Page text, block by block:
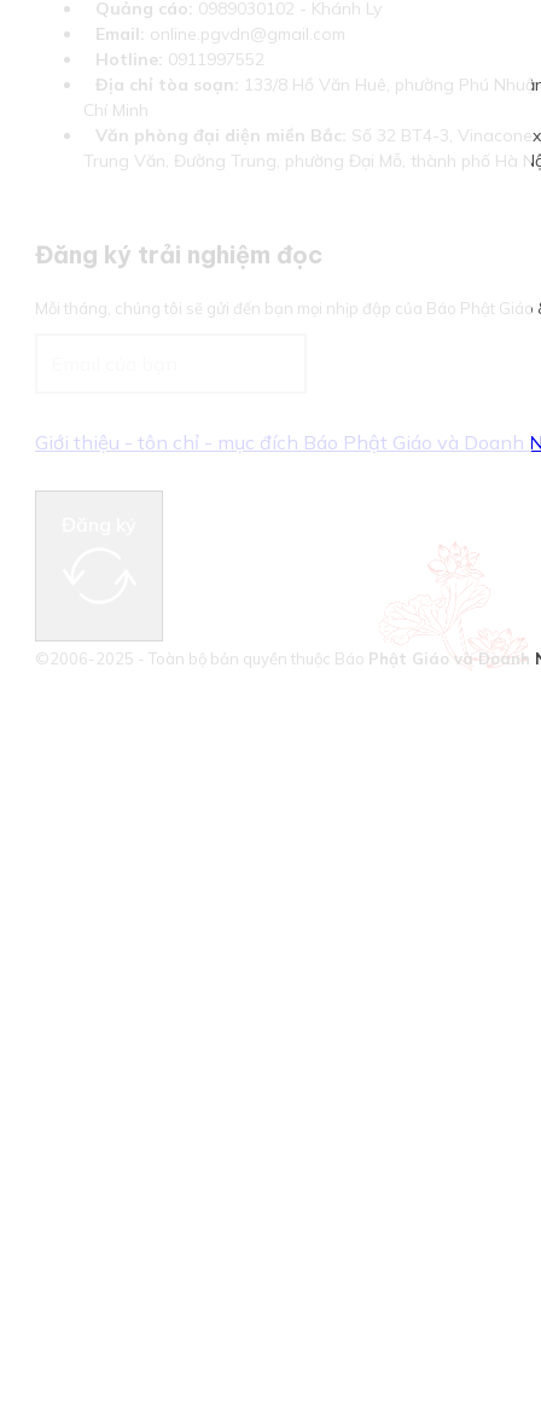
Quảng cáo: 0989030102 - Khánh Ly
Email: online.pgvdn@gmail.com
Hotline: 0911997552
Địa chỉ tòa soạn: 133/8 Hồ Văn Huê, phường Phú
Chí Minh
Văn phòng đại diện miền Bắc: Số 32 BT4-3,
Trung Văn, Đường Trung, phường Đại Mỗ, thành phố Hà
Đăng ký trải nghiệm đọc
Mỗi tháng, chúng tôi sẽ gửi đến bạn mọi nhịp đập của Báo Phật Giáo
Giới thiệu - tôn chỉ - mục đích Báo Phật Giáo và Doanh
©2006-2025 - Toàn bộ bản quyền thuộc Báo Phật Giáo và Doanh